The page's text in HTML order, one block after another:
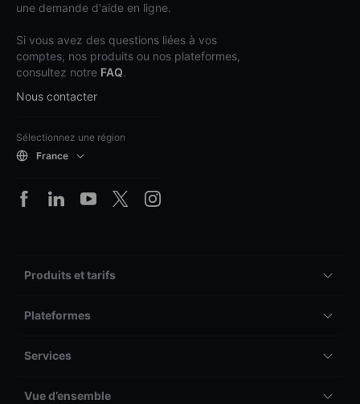
une demande d'aide en ligne.
Si vous avez des questions liées à vos
comptes, nos produits ou nos plateformes,
consultez notre FAQ.
Nous contacter
Sélectionnez une région
France
Produits et tarifs
Plateformes
Services
Vue d’ensemble